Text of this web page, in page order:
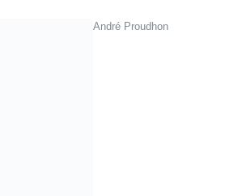
André Proudhon